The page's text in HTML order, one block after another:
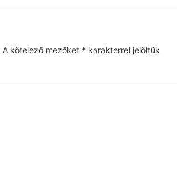
A kötelező mezőket * karakterrel jelöltük